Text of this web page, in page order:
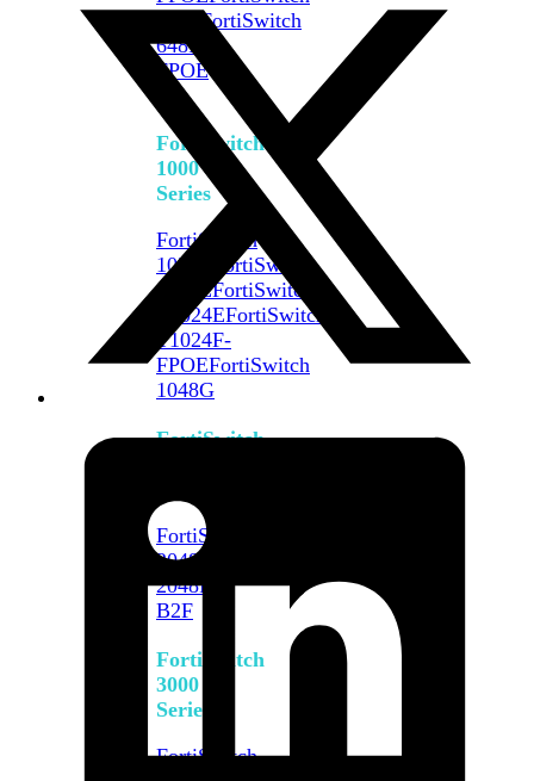
FortiSwitch
648F-
FPOE
FortiSwitch
1000
Series
FortiSwitch
1024E
FortiSwitch
1048EFortiSwitch
T1024EFortiSwitch
T1024F-
FPOEFortiSwitch
1048G
FortiSwitch
FortiSwitch
2048F
2048F-
B2F
FortiSwitch
3000
Series
FortiSwitch